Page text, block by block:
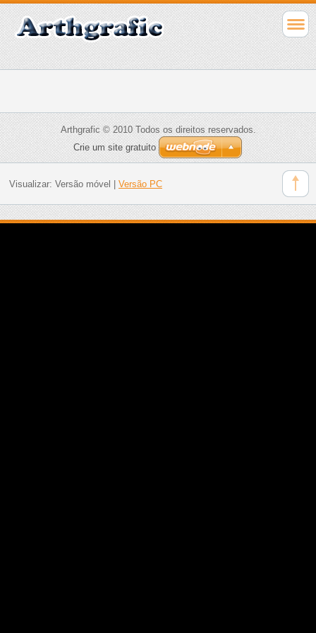
Arthgrafic © 2010 Todos os direitos reservados.
Crie um site gratuito
Visualizar: Versão móvel Versão PC